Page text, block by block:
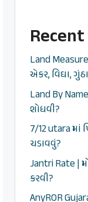
Land
એકર, વિઘા,
Land By
શોધવી?
7/12 utara માં
ચડાવવું?
Jantri Rate |
કરવી?
AnyROR